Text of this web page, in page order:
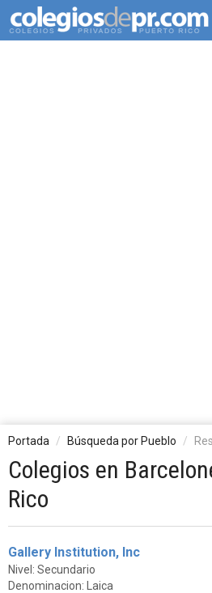
Portada Búsqueda por Pueblo
Colegios en
Rico
Gallery Institution, Inc
Nivel: Secundario
Denominacion: Laica